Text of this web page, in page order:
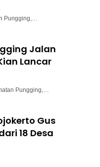
Pungging,…
Jalan
Lancar
Pungging,…
Gus
18 Desa